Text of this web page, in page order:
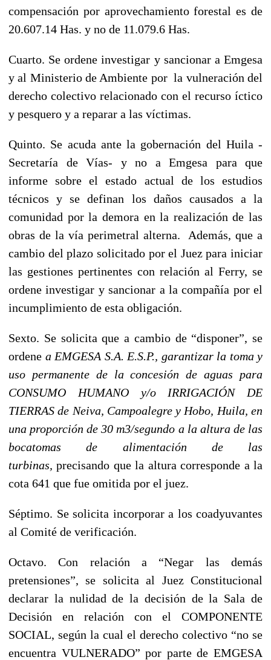
compensación por aprovechamiento forestal es de
20.607.14 Has. y no de 11.079.6 Has.
Cuarto. Se ordene investigar y sancionar a Emgesa
y al Ministerio de Ambiente por la vulneración del
derecho colectivo relacionado con el recurso íctico
y pesquero y a reparar a las víctimas.
Quinto. Se acuda ante la gobernación del Huila -
Secretaría de Vías- y no a Emgesa para que
informe sobre el estado actual de los estudios
técnicos y se definan los daños causados a la
comunidad por la demora en la realización de las
obras de la vía perimetral alterna. Además, que a
cambio del plazo solicitado por el Juez para iniciar
las gestiones pertinentes con relación al Ferry, se
ordene investigar y sancionar a la compañía por el
incumplimiento de esta obligación.
Sexto. Se solicita que a cambio de “disponer”, se
ordene a EMGESA S.A. E.S.P., garantizar la toma y
uso permanente de la concesión de aguas para
CONSUMO HUMANO y/o IRRIGACIÓN DE
TIERRAS de Neiva, Campoalegre y Hobo, Huila, en
una proporción de 30 m3/segundo a la altura de las
bocatomas de alimentación de las
turbinas,precisando que la altura corresponde a la
cota 641 que fue omitida por el juez.
Séptimo. Se solicita incorporar a los coadyuvantes
al Comité de verificación.
Octavo. Con relación a “Negar las demás
pretensiones”, se solicita al Juez Constitucional
declarar la nulidad de la decisión de la Sala de
Decisión en relación con el COMPONENTE
SOCIAL, según la cual el derecho colectivo “no se
encuentra VULNERADO” por parte de EMGESA